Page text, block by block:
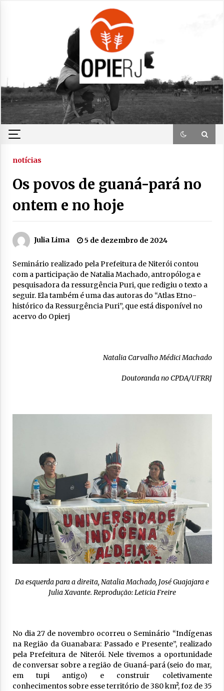
notícias
Os povos de guaná-pará no
ontem e no hoje
Julia Lima 5 de dezembro de 2024
Seminário realizado pela Prefeitura de Niterói contou
com a participação de Natalia Machado, antropóloga e
pesquisadora da ressurgência Puri, que redigiu o texto a
seguir. Ela também é uma das autoras do “Atlas Etno-
histórico da Ressurgência Puri”, que está disponível no
acervo do Opierj
Natalia Carvalho Médici Machado
Doutoranda no CPDA/UFRRJ
Da esquerda para a direita, Natalia Machado, José Guajajara e
Julia Xavante. Reprodução: Leticia Freire
No dia 27 de novembro ocorreu o Seminário “Indígenas
na Região da Guanabara: Passado e Presente”, realizado
pela Prefeitura de Niterói. Nele tivemos a oportunidade
de conversar sobre a região de Guaná-pará (seio do mar,
em tupi antigo) e construir coletivamente
conhecimentos sobre esse território de 380 km², foz de 35